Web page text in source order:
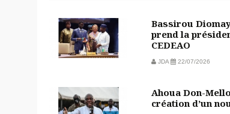
Bassirou
prend la
CEDEAO
JDA 22/07/2026
Ahoua Don-
création d’un